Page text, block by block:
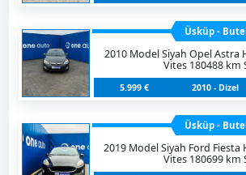
Üsküp - Butel
2010 Model Siyah Opel Astra
Vites 180488 km
5.999 € 2010 - Dizel
Üsküp - Butel
2019 Model Siyah Ford
Vites 180699 km